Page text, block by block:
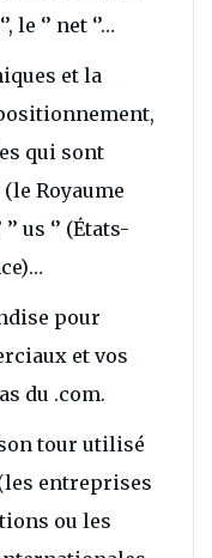
le ‘’ net ‘’…
et la
qui sont
(le Royaume
us ‘’ (États-
pour
et vos
du .com.
son tour utilisé
entreprises
ou les